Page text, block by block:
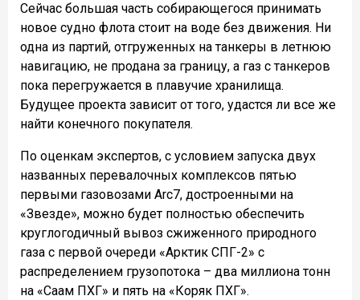
Сейчас большая часть собирающегося принимать
новое судно флота стоит на воде без движения. Ни
одна из партий, отгруженных на танкеры в летнюю
навигацию, не продана за границу, а газ с танкеров
пока перегружается в плавучие хранилища.
Будущее проекта зависит от того, удастся ли все же
найти конечного покупателя.
По оценкам экспертов, с условием запуска двух
названных перевалочных комплексов пятью
первыми газовозами Arc7, достроенными на
«Звезде», можно будет полностью обеспечить
круглогодичный вывоз сжиженного природного
газа с первой очереди «Арктик СПГ-2» с
распределением грузопотока – два миллиона тонн
на «Саам ПХГ» и пять на «Коряк ПХГ».